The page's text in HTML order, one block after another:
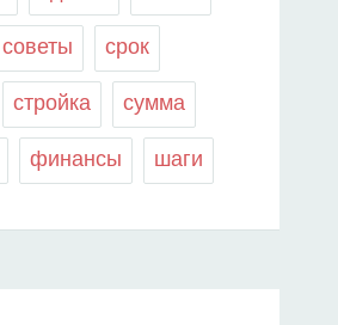
советы срок
стройка сумма
финансы шаги